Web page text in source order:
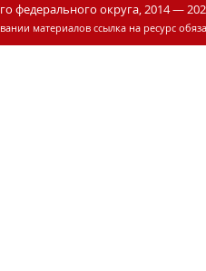
федерального округа, 2014 —
материалов ссылка на ресурс